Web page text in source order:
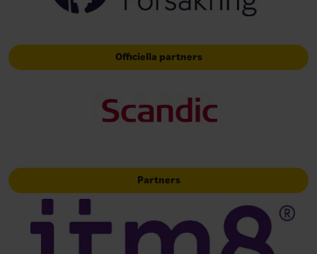
Officiella partners
Partners